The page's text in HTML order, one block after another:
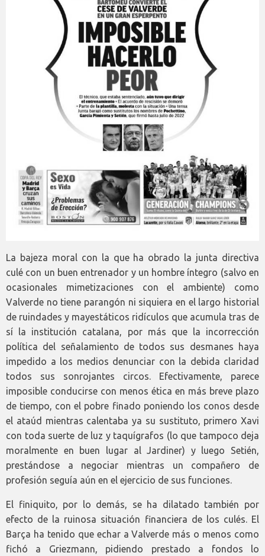
La bajeza moral con la que ha obrado la junta directiva
culé con un buen entrenador y un hombre íntegro (salvo en
ocasionales mimetizaciones con el ambiente) como
Valverde no tiene parangón ni siquiera en el largo historial
de ruindades y mayestáticos ridículos que acumula tras de
sí la institución catalana, por más que la incorrección
política del señalamiento de todos sus desmanes haya
impedido a los medios denunciar con la debida claridad
todos sus sonrojantes circos. Efectivamente, parece
imposible conducirse con menos ética en más breve plazo
de tiempo, con el pobre finado poniendo los conos desde
el ataúd mientras calentaba ya su sustituto, primero Xavi
con toda suerte de luz y taquígrafos (lo que tampoco deja
moralmente en buen lugar al Jardiner) y luego Setién,
prestándose a negociar mientras un compañero de
profesión seguía aún en el ejercicio de sus funciones.
El finiquito, por lo demás, se ha dilatado también por
efecto de la ruinosa situación financiera de los culés. El
Barça ha tenido que echar a Valverde más o menos como
fichó a Griezmann, pidiendo prestado a fondos lo